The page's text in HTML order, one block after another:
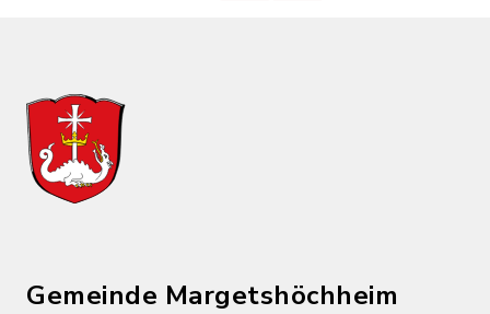
Gemeinde Margetshöchheim